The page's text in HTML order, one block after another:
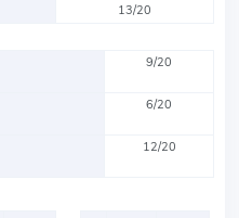
13/20
9/20
6/20
12/20